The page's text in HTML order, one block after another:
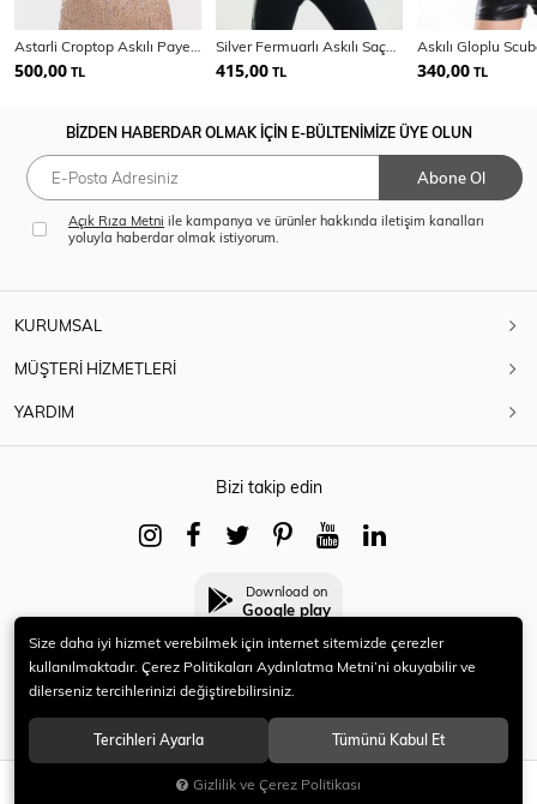
SEPETE EKLE
500,00 TL 415,00 TL 340,00 TL
BİZDEN HABERDAR OLMAK İÇİN E-BÜLTENİMİZE ÜYE OLUN
Abone Ol
Açık Rıza Metni ile kampanya ve ürünler hakkında iletişim kanalları
yoluyla haberdar olmak istiyorum.
KURUMSAL
MÜŞTERİ HİZMETLERİ
YARDIM
Bizi takip edin
Download on
Google play
© 2021 HERYENİ. Tüm hakları saklıdır.
Size daha iyi hizmet verebilmek için internet sitemizde çerezler
kullanılmaktadır. Çerez Politikaları Aydınlatma Metni’ni okuyabilir ve
dilerseniz tercihlerinizi değiştirebilirsiniz.
Tercihleri Ayarla Tümünü Kabul Et
Gizlilik ve Çerez Politikası